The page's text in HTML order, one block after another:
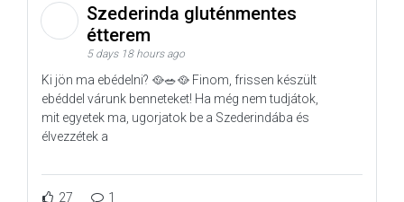
Szederinda gluténmentes
étterem
5 days 18 hours ago
Ki jön ma ebédelni? 🥘🥗🥘 Finom, frissen készült
ebéddel várunk benneteket! Ha még nem tudjátok,
mit egyetek ma, ugorjatok be a Szederindába és
élvezzétek a
27 1